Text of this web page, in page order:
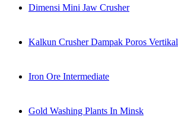
Dimensi Mini Jaw Crusher
Kalkun Crusher Dampak Poros Vertikal
Iron Ore Intermediate
Gold Washing Plants In Minsk